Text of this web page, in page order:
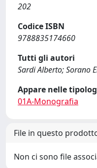
202
Codice ISBN
9788835174660
Tutti gli autori
Sardi Alberto; Sorano
Appare nelle
01A-Monografia
File in questo
Non ci sono file